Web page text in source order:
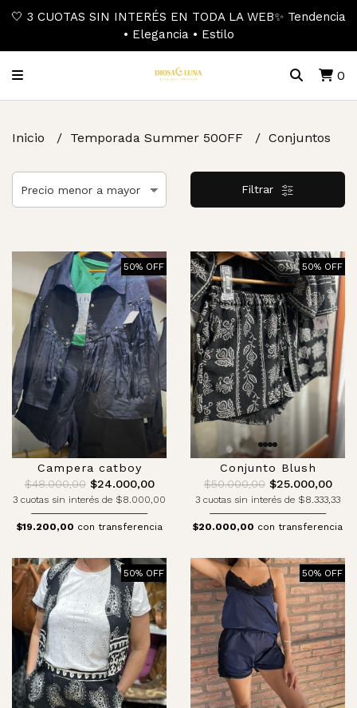
🤍 3 CUOTAS SIN INTERÉS EN TODA LA WEB✨ Tendencia
• Elegancia • Estilo
0
Inicio Temporada Summer 50OFF Conjuntos
Filtrar
50% OFF
Campera catboy
$48.000,00$24.000,00
3 cuotas sin interés de $8.000,00
$19.200,00 con transferencia
50% OFF
Conjunto Blush
$50.000,00$25.000,00
3 cuotas sin interés de $8.333,33
$20.000,00 con transferencia
50% OFF 50% OFF